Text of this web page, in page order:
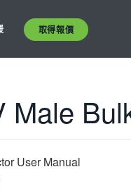
取得報價
Male
User Manual